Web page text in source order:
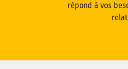
répond à vos